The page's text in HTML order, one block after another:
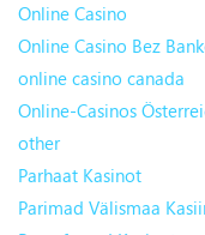
Online Casino
Online Casino Bez
online casino canada
Online-Casinos
other
Parhaat Kasinot
Parimad Välismaa